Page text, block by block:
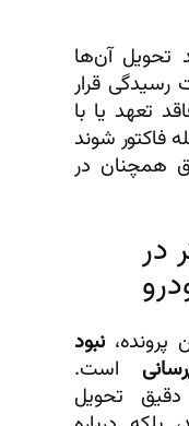
تحویل آن‌ها
رسیدگی قرار
تعهد یا با
فاکتور شوند
همچنان در
در
پرونده،نبود
است.
دقیق تحویل